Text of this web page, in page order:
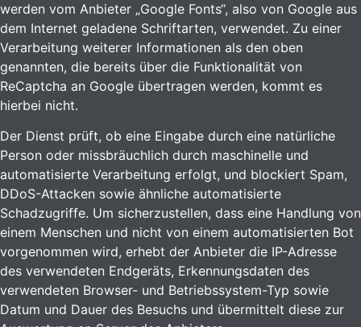
werden vom Anbieter „Google Fonts“, also von Google aus
dem Internet geladene Schriftarten, verwendet. Zu einer
Verarbeitung weiterer Informationen als den oben
genannten, die bereits über die Funktionalität von
ReCaptcha an Google übertragen werden, kommt es
hierbei nicht.
Der Dienst prüft, ob eine Eingabe durch eine natürliche
Person oder missbräuchlich durch maschinelle und
automatisierte Verarbeitung erfolgt, und blockiert Spam,
DDoS-Attacken sowie ähnliche automatisierte
Schadzugriffe. Um sicherzustellen, dass eine Handlung von
einem Menschen und nicht von einem automatisierten Bot
vorgenommen wird, erhebt der Anbieter die IP-Adresse
des verwendeten Endgeräts, Erkennungsdaten des
verwendeten Browser- und Betriebssystem-Typ sowie
Datum und Dauer des Besuchs und übermittelt diese zur